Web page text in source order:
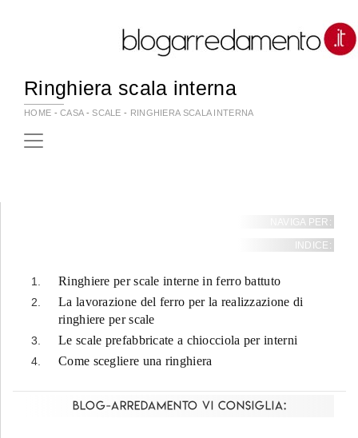
Ringhiera scala interna
HOME -CASA-SCALE - RINGHIERA SCALA INTERNA
NAVIGA PER:
INDICE:
Ringhiere per scale interne in ferro battuto
La lavorazione del ferro per la realizzazione di
ringhiere per scale
Le scale prefabbricate a chiocciola per interni
Come scegliere una ringhiera
Blog-Arredamento vi consiglia: